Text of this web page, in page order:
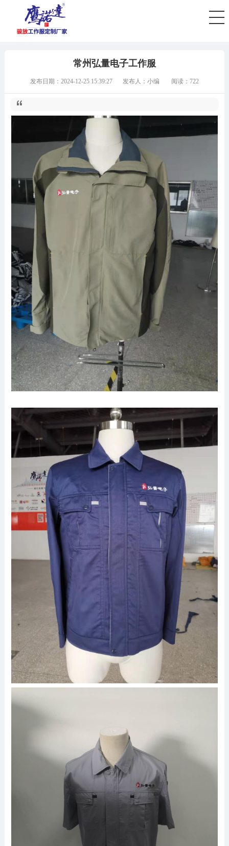
您好，欢迎访问骏放工作服厂家！全国服务热线：18168707116！
首页
常州弘量电子工作服
发布日期：2024-12-25 15:39:27 发布人：小编 阅读：722